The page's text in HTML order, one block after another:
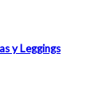
y Leggings